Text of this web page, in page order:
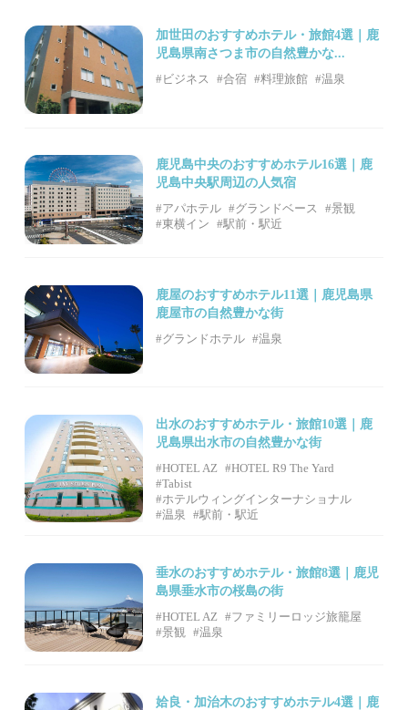
加世田のおすすめホテル・旅館4選｜鹿
児島県南さつま市の自然豊かな...
#ビジネス #合宿 #料理旅館 #温泉
鹿児島中央のおすすめホテル16選｜鹿
児島中央駅周辺の人気宿
#アパホテル #グランドベース
#景観
#東横イン
#駅前・駅近
鹿屋のおすすめホテル11選｜鹿児島県
鹿屋市の自然豊かな街
#グランドホテル #温泉
出水のおすすめホテル・旅館10選｜鹿
児島県出水市の自然豊かな街
#HOTEL AZ
#HOTEL R9 The Yard
#Tabist
#ホテルウィングインターナショナル
#温泉
#駅前・駅近
垂水のおすすめホテル・旅館8選｜鹿児
島県垂水市の桜島の街
#HOTEL AZ
#ファミリーロッジ旅籠屋
#景観
#温泉
姶良・加治木のおすすめホテル4選｜鹿